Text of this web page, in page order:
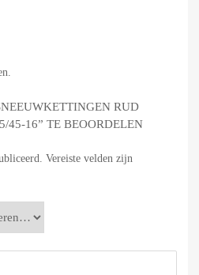
RUD
45-16” TE BEOORDELEN
Vereiste velden zijn